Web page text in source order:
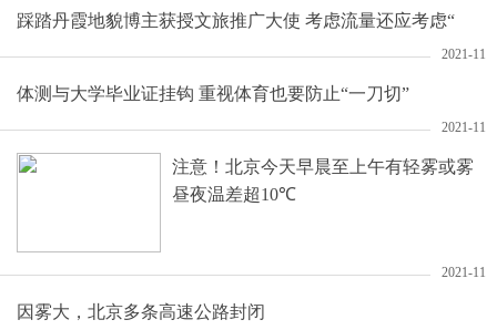
踩踏丹霞地貌博主获授文旅推广大使 考虑流量还应考虑“
体测与大学毕业证挂钩 重视体育也要防止“一刀切”
2021-11
注意！北京今天早晨至上午有轻雾或雾
昼夜温差超10℃
2021-11
因雾大，北京多条高速公路封闭
2021-11